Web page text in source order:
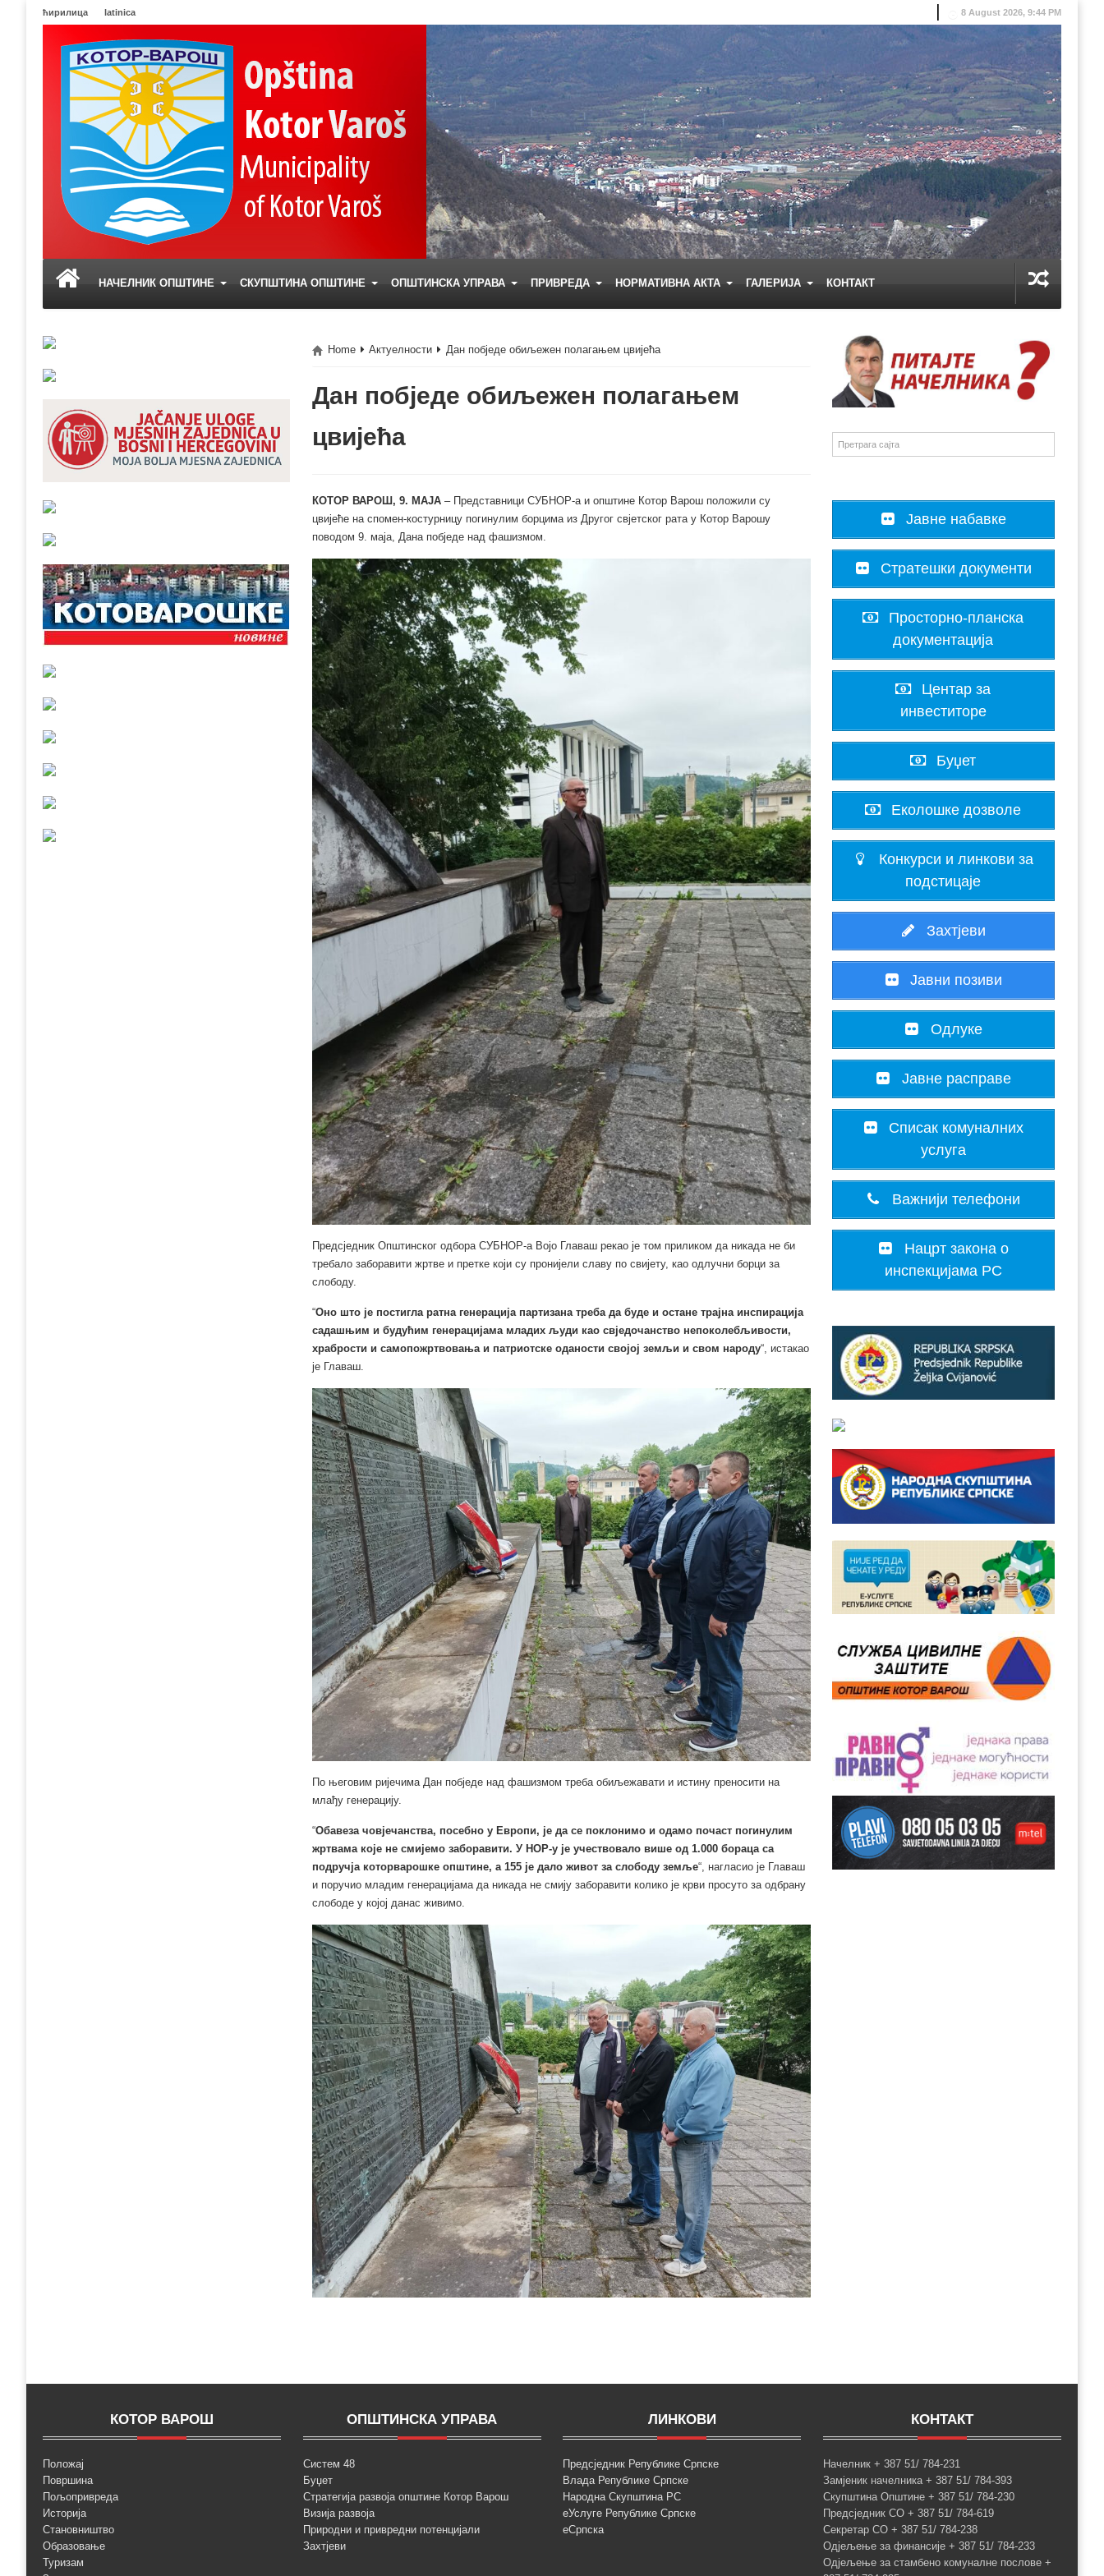
ћирилица latinica 8 August 2026, 9:44 PM
НАЧЕЛНИК ОПШТИНЕ СКУПШТИНА ОПШТИНЕ ОПШТИНСКА УПРАВА ПРИВРЕДА НОРМАТИВНА АКТА ГАЛЕРИЈА КОНТАКТ
Home Актуелности Дан побједе обиљежен полагањем цвијећа
Дан побједе обиљежен полагањем
цвијећа
КОТОР ВАРОШ, 9. МАЈА– Представници СУБНОР-а и општине Котор Варош положили су
цвијеће на спомен-костурницу погинулим борцима из Другог свјетског рата у Котор Варошу
поводом 9. маја, Дана побједе над фашизмом.
Предсједник Општинског одбора СУБНОР-а Војо Главаш рекао је том приликом да никада не би
требало заборавити жртве и претке који су пронијели славу по свијету, као одлучни борци за
слободу.
“Оно што је постигла ратна генерација партизана треба да буде и остане трајна инспирација
садашњим и будућим генерацијама младих људи као свједочанство непоколебљивости,
храбрости и самопожртвовања и патриотске оданости својој земљи и свом народу“, истакао
је Главаш.
По његовим ријечима Дан побједе над фашизмом треба обиљежавати и истину преносити на
млађу генерацију.
“Обавеза човјечанства, посебно у Европи, је да се поклонимо и одамо почаст погинулим
жртвама које не смијемо заборавити. У НОР-у је учествовало више од 1.000 бораца са
подручја которварошке општине, а 155 је дало живот за слободу земље“, нагласио је Главаш
и поручио младим генерацијама да никада не смију заборавити колико је крви просуто за одбрану
слободе у којој данас живимо.
Јавне набавке
Стратешки документи
Просторно-планска
документација
Центар за
инвеститоре
Буџет
Еколошке дозволе
Конкурси и линкови за
подстицаје
Захтјеви
Јавни позиви
Одлуке
Јавне расправе
Списак комуналних
услуга
Важнији телефони
Нацрт закона о
инспекцијама РС
КОТОР ВАРОШ
Положај
Површина
Пољопривреда
Историја
Становништво
Образовање
Туризам
ОПШТИНСКА УПРАВА
Систем 48
Буџет
Стратегија развоја општине Котор Варош
Визија развоја
Природни и привредни потенцијали
Захтјеви
ЛИНКОВИ
Предсједник Републике Српске
Влада Републике Српске
Народна Скупштина РС
еУслуге Републике Српске
еСрпска
КОНТАКТ
Начелник + 387 51/ 784-231
Замјеник начелника + 387 51/ 784-393
Скупштина Општине + 387 51/ 784-230
Предсједник СО + 387 51/ 784-619
Секретар СО + 387 51/ 784-238
Одјељење за финансије + 387 51/ 784-233
Одјељење за стамбено комуналне послове +